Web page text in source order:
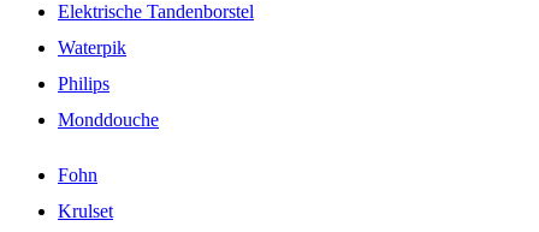
Elektrische Tandenborstel
Waterpik
Philips
Monddouche
Fohn
Krulset